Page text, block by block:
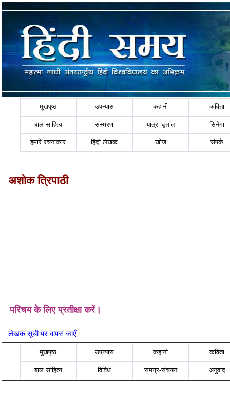
मुखपृष्ठ उपन्यास कहानी कविता
बाल साहित्य संस्मरण यात्रा वृत्तांत सिनेमा
हमारे रचनाकार हिंदी लेखक खोज संपर्क
अशोक त्रिपाठी
परिचय के लिए प्रतीक्षा करें।
लेखक सूची पर वापस जाएँ
मुखपृष्ठ उपन्यास कहानी कविता
बाल साहित्य विविध समग्र-संचयन अनुवाद